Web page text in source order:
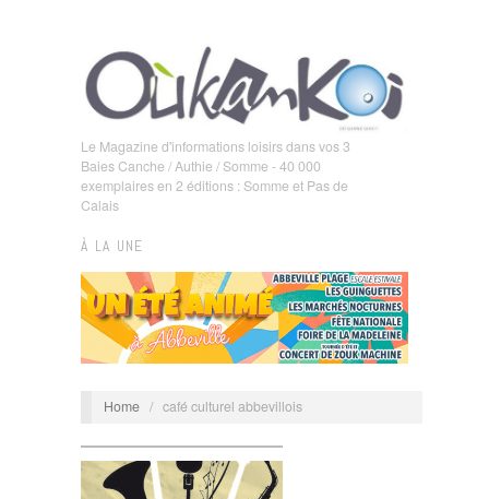
Le Magazine d'informations loisirs dans vos 3
Baies Canche / Authie / Somme - 40 000
exemplaires en 2 éditions : Somme et Pas de
Calais
À LA UNE
Home / café culturel abbevillois